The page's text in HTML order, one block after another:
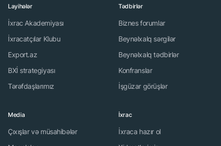
Layihələr
İxrac Akademiyası
İxracatçılar Klubu
Export.az
BXİ strategiyası
Tərəfdaşlarımız
Tədbirlər
Biznes forumlar
Beynəlxalq sərgilər
Beynəlxalq tədbirlər
Konfranslar
İşgüzar görüşlər
Media
Çıxışlar və müsahibələr
İxrac
İxraca hazır ol